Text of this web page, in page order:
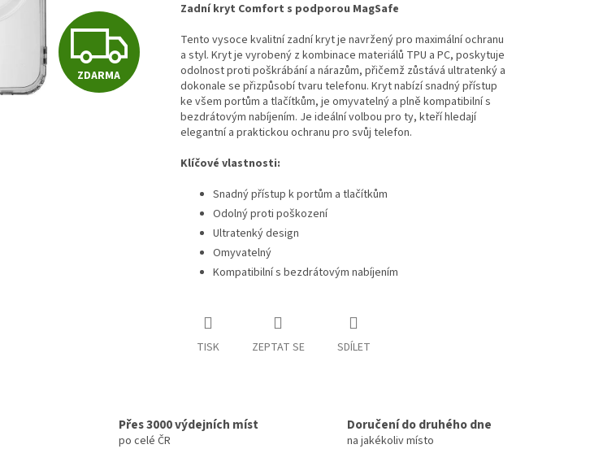
Z
D
ZDARMA
Zadní kryt Comfort s podporou MagSafe
Tento vysoce kvalitní zadní kryt je navržený pro maximální ochranu
a styl. Kryt je vyrobený z kombinace materiálů TPU a PC, poskytuje
odolnost proti poškrábání a nárazům, přičemž zůstává ultratenký a
dokonale se přizpůsobí tvaru telefonu. Kryt nabízí snadný přístup
ke všem portům a tlačítkům, je omyvatelný a plně kompatibilní s
bezdrátovým nabíjením. Je ideální volbou pro ty, kteří hledají
elegantní a praktickou ochranu pro svůj telefon.
Klíčové vlastnosti:
Snadný přístup k portům a tlačítkům
Odolný proti poškození
Ultratenký design
Omyvatelný
Kompatibilní s bezdrátovým nabíjením
TISK ZEPTAT SE SDÍLET
Přes 3000 výdejních míst
po celé ČR
Doručení do druhého dne
na jakékoliv místo